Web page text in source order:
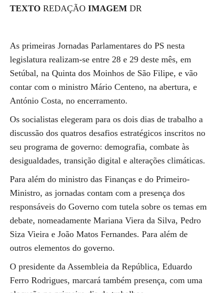
TEXTO REDAÇÃO IMAGEM DR
As primeiras Jornadas Parlamentares do PS nesta
legislatura realizam-se entre 28 e 29 deste mês, em
Setúbal, na Quinta dos Moinhos de São Filipe, e vão
contar com o ministro Mário Centeno, na abertura, e
António Costa, no encerramento.
Os socialistas elegeram para os dois dias de trabalho a
discussão dos quatros desafios estratégicos inscritos no
seu programa de governo: demografia, combate às
desigualdades, transição digital e alterações climáticas.
Para além do ministro das Finanças e do Primeiro-
Ministro, as jornadas contam com a presença dos
responsáveis do Governo com tutela sobre os temas em
debate, nomeadamente Mariana Viera da Silva, Pedro
Siza Vieira e João Matos Fernandes. Para além de
outros elementos do governo.
O presidente da Assembleia da República, Eduardo
Ferro Rodrigues, marcará também presença, com uma